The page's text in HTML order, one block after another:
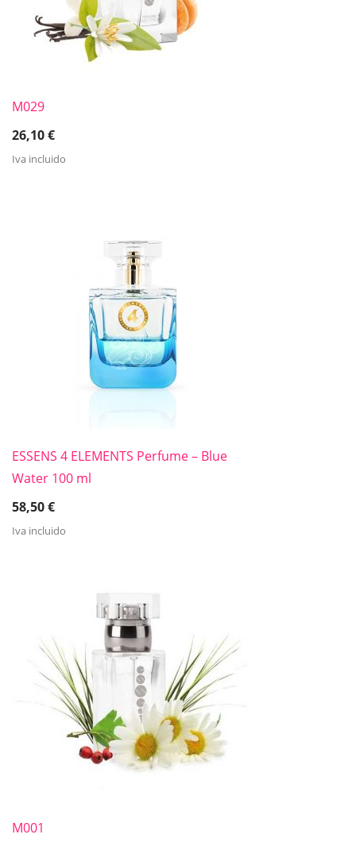
M029
26,10€
Iva incluido
ESSENS 4 ELEMENTS Perfume – Blue
Water 100 ml
58,50€
Iva incluido
M001